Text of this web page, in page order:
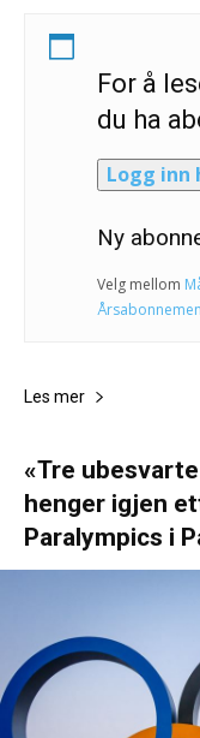
For å
du ha
Logg inn
Ny
Velg mellom
Les mer
«Tre
henger igjen
Paralympics i